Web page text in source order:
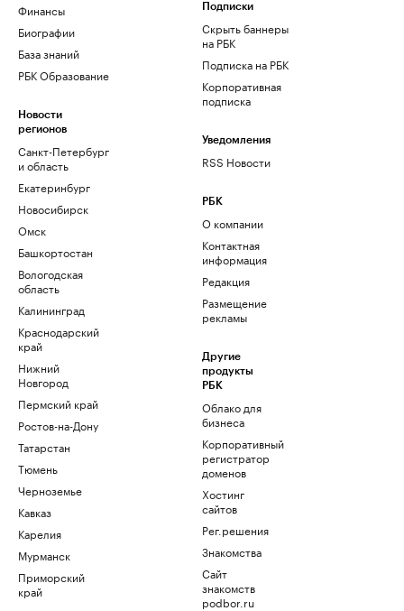
Финансы
Биографии
База знаний
РБК Образование
Новости
регионов
Санкт-Петербург
и область
Екатеринбург
Новосибирск
Омск
Башкортостан
Вологодская
область
Калининград
Краснодарский
край
Нижний
Новгород
Пермский край
Ростов-на-Дону
Татарстан
Тюмень
Черноземье
Кавказ
Карелия
Мурманск
Приморский
край
Подписки
Скрыть баннеры
на РБК
Подписка на РБК
Корпоративная
подписка
Уведомления
RSS Новости
РБК
О компании
Контактная
информация
Редакция
Размещение
рекламы
Другие
продукты
РБК
Облако для
бизнеса
Корпоративный
регистратор
доменов
Хостинг
сайтов
Рег.решения
Знакомства
Сайт
знакомств
podbor.ru